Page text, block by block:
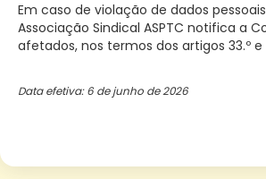
Em caso de violação de dados
Associação Sindical ASPTC notifica a
afetados, nos termos dos artigos 33.º e
Data efetiva: 6 de junho de 2026